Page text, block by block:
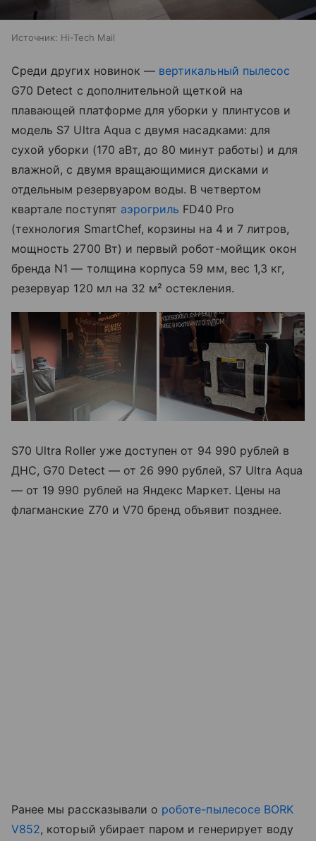
Источник: Hi-Tech Mail
Среди других новинок — вертикальный пылесос
G70 Detect с дополнительной щеткой на
плавающей платформе для уборки у плинтусов и
модель S7 Ultra Aqua с двумя насадками: для
сухой уборки (170 аВт, до 80 минут работы) и для
влажной, с двумя вращающимися дисками и
отдельным резервуаром воды. В четвертом
квартале поступят аэрогриль FD40 Pro
(технология SmartChef, корзины на 4 и 7 литров,
мощность 2700 Вт) и первый робот-мойщик окон
бренда N1 — толщина корпуса 59 мм, вес 1,3 кг,
резервуар 120 мл на 32 м² остекления.
S70 Ultra Roller уже доступен от 94 990 рублей в
ДНС, G70 Detect — от 26 990 рублей, S7 Ultra Aqua
— от 19 990 рублей на Яндекс Маркет. Цены на
флагманские Z70 и V70 бренд объявит позднее.
Ранее мы рассказывали о роботе-пылесосе BORK
V852, который убирает паром и генерирует воду